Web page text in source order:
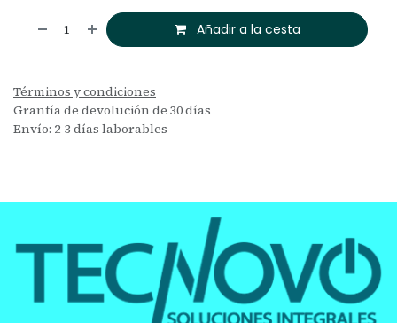
Añadir a la cesta
Términos y condiciones
Grantía de devolución de 30 días
Envío: 2-3 días laborables